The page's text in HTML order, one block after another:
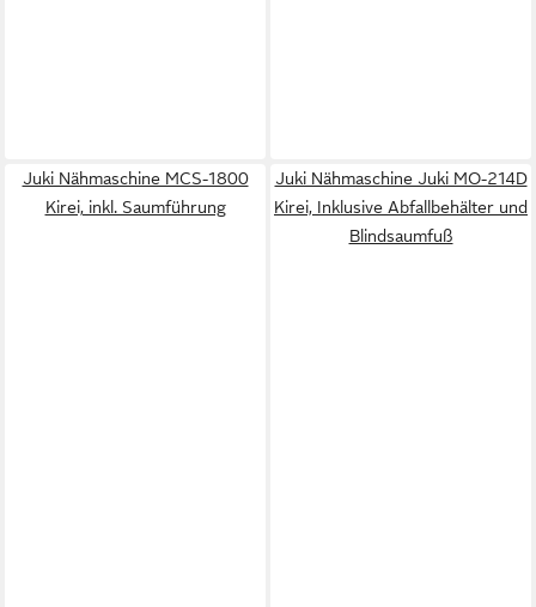
Juki Nähmaschine MCS-1800
Kirei, inkl. Saumführung
Juki Nähmaschine Juki MO-214D
Kirei, Inklusive Abfallbehälter und
Blindsaumfuß